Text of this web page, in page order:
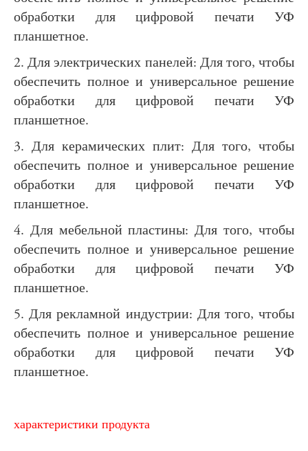
обработки для цифровой печати УФ
планшетное.
2. Для электрических панелей: Для того, чтобы
обеспечить полное и универсальное решение
обработки для цифровой печати УФ
планшетное.
3. Для керамических плит: Для того, чтобы
обеспечить полное и универсальное решение
обработки для цифровой печати УФ
планшетное.
4. Для мебельной пластины: Для того, чтобы
обеспечить полное и универсальное решение
обработки для цифровой печати УФ
планшетное.
5. Для рекламной индустрии: Для того, чтобы
обеспечить полное и универсальное решение
обработки для цифровой печати УФ
планшетное.
характеристики продукта